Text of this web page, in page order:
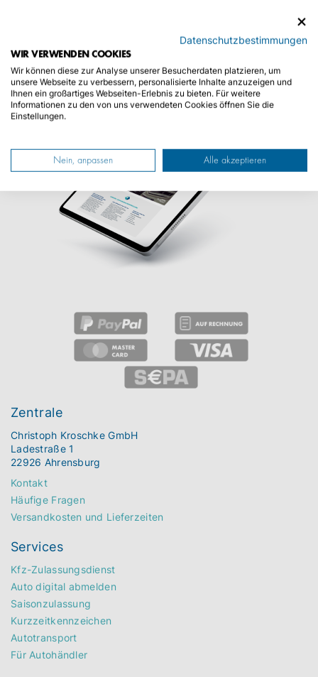
Sie können den Newsletter jederzeit über den Link in unserem
Newsletter abbestellen.Mehr erfahren
Zentrale
Christoph Kroschke GmbH
Ladestraße 1
22926 Ahrensburg
Kontakt
Häufige Fragen
Versandkosten und Lieferzeiten
Services
Kfz-Zulassungsdienst
Auto digital abmelden
Saisonzulassung
Kurzzeitkennzeichen
Autotransport
Für Autohändler
Datenschutzbestimmungen
WIR VERWENDEN COOKIES
Wir können diese zur Analyse unserer Besucherdaten platzieren, um
unsere Webseite zu verbessern, personalisierte Inhalte anzuzeigen und
Ihnen ein großartiges Webseiten-Erlebnis zu bieten. Für weitere
Informationen zu den von uns verwendeten Cookies öffnen Sie die
Einstellungen.
Nein, anpassen Alle akzeptieren